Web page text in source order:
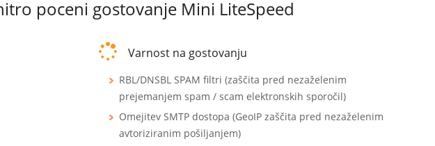
poceni gostovanje Mini LiteSpeed
Varnost na gostovanju
RBL/DNSBL SPAM filtri (zaščita pred nezaželenim
prejemanjem spam / scam elektronskih sporočil)
Omejitev SMTP dostopa (GeoIP zaščita pred nezaželenim
avtoriziranim pošiljanjem)